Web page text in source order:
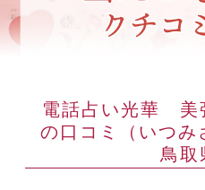
電話占い光華 美
の口コミ（いつ
鳥取